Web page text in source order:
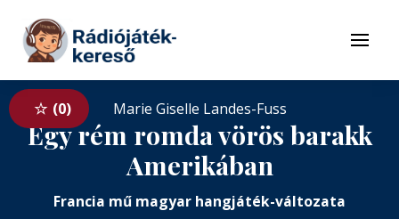
Tovább a tartalomhoz
Menü
0 Marie Giselle Landes-Fuss
Egy rém romda vörös barakk
Amerikában
Francia mű magyar hangjáték-változata